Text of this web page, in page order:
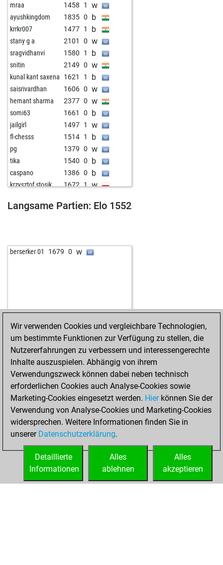
mraa 1458 1 w
ayushkingdom 1835 0 b
krrkr007 1477 1 b
stany g a 2101 0 w
sragvidhanvi 1580 1 b
snitin 2149 0 w
kunal kant saxena 1621 1 b
saisrivardhan 1606 0 w
hemant sharma 2377 0 w
somi63 1661 0 b
jailgirl 1497 1 w
fl-chesss 1514 1 b
pg 1379 0 w
tika 1540 0 b
caspano 1386 0 b
krzysztof stosik 1672 1 w
winni puch 1602 1 b
skursad 1621 1 w
rasmus 1814 1 b
Langsame Partien: Elo 1552
berserker 01 1679 0 w
STARTSEITE ERFOLGE
Wir verwenden Cookies und vergleichbare Technologien,
um bestimmte Funktionen zur Verfügung zu stellen, die
Nutzererfahrungen zu verbessern und interessengerechte
Inhalte auszuspielen. Abhängig von ihrem
Verwendungszweck können dabei neben technisch
erforderlichen Cookies auch Analyse-Cookies sowie
Marketing-Cookies eingesetzt werden. Hierkönnen Sie der
Verwendung von Analyse-Cookies und Marketing-Cookies
widersprechen. Weitere Informationen finden Sie in
unserer Datenschutzerklärung.
Alles
akzeptieren
Alles
ablehnen
Detaillierte
Informationen